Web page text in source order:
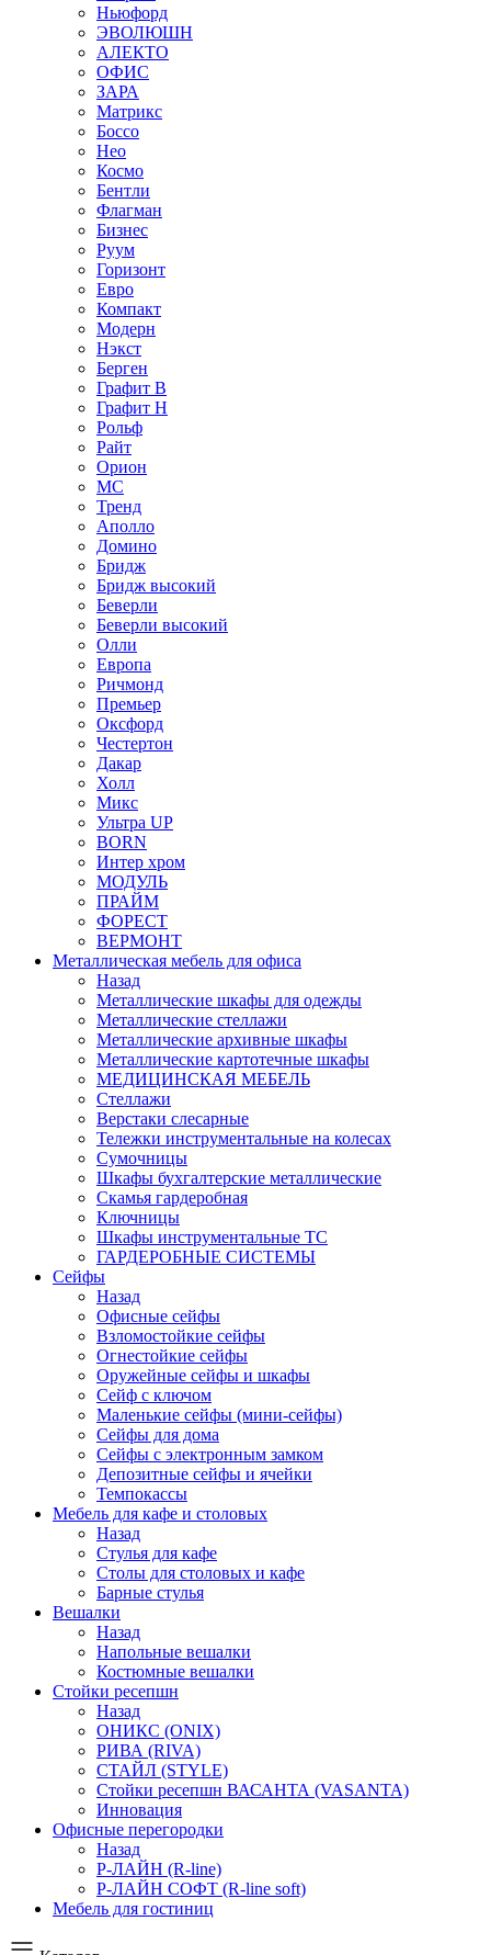
Ньюфорд
ЭВОЛЮШН
АЛЕКТО
ОФИС
ЗАРА
Матрикс
Боссо
Нео
Космо
Бентли
Флагман
Бизнес
Руум
Горизонт
Евро
Компакт
Модерн
Нэкст
Берген
Графит В
Графит Н
Рольф
Райт
Орион
МС
Тренд
Аполло
Домино
Бридж
Бридж высокий
Беверли
Беверли высокий
Олли
Европа
Ричмонд
Премьер
Оксфорд
Честертон
Дакар
Холл
Микс
Ультра UP
BORN
Интер хром
МОДУЛЬ
ПРАЙМ
ФОРЕСТ
ВЕРМОНТ
Металлическая мебель для офиса
Назад
Металлические шкафы для одежды
Металлические стеллажи
Металлические архивные шкафы
Металлические картотечные шкафы
МЕДИЦИНСКАЯ МЕБЕЛЬ
Стеллажи
Верстаки слесарные
Тележки инструментальные на колесах
Сумочницы
Шкафы бухгалтерские металлические
Скамья гардеробная
Ключницы
Шкафы инструментальные ТС
ГАРДЕРОБНЫЕ СИСТЕМЫ
Сейфы
Назад
Офисные сейфы
Взломостойкие сейфы
Огнестойкие сейфы
Оружейные сейфы и шкафы
Сейф с ключом
Маленькие сейфы (мини-сейфы)
Сейфы для дома
Сейфы с электронным замком
Депозитные сейфы и ячейки
Темпокассы
Мебель для кафе и столовых
Назад
Стулья для кафе
Столы для столовых и кафе
Барные стулья
Вешалки
Назад
Напольные вешалки
Костюмные вешалки
Стойки ресепшн
Назад
ОНИКС (ONIX)
РИВА (RIVA)
СТАЙЛ (STYLE)
Стойки ресепшн ВАСАНТА (VASANTA)
Инновация
Офисные перегородки
Назад
Р-ЛАЙН (R-line)
Р-ЛАЙН СОФТ (R-line soft)
Мебель для гостиниц